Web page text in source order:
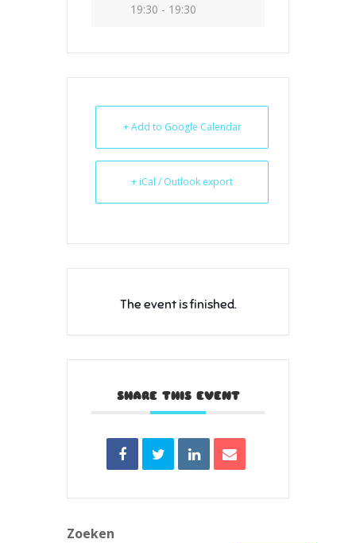
19:30 - 19:30
+ Add to Google Calendar
+ iCal / Outlook export
The event is finished.
SHARE THIS EVENT
Zoeken